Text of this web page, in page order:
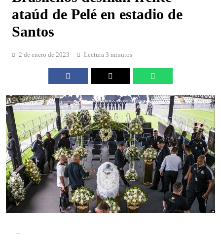
ataúd de Pelé en estadio de
Santos
2 de enero de 2023 Lectura 3 minutos
–